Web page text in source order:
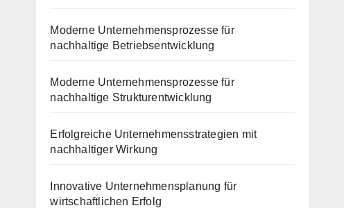
Moderne Unternehmensprozesse für
nachhaltige Betriebsentwicklung
Moderne Unternehmensprozesse für
nachhaltige Strukturentwicklung
Erfolgreiche Unternehmensstrategien mit
nachhaltiger Wirkung
Innovative Unternehmensplanung für
wirtschaftlichen Erfolg